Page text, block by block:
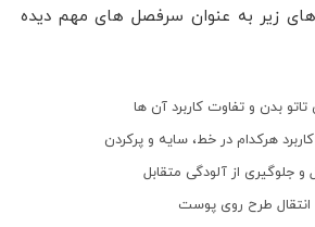
زیر به عنوان سرفصل های مهم دیده
بدن و تفاوت کاربرد آن ها
هرکدام در خط، سایه و پرکردن
جلوگیری از آلودگی متقابل
انتقال طرح روی پوست